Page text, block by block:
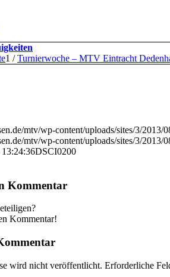
1 / Turnierwoche – MTV Eintracht
mtv/wp-content/uploads/sites/3/2013/
mtv/wp-content/uploads/sites/3/2013/
DSCI0200
Kommentar
Kommentar!
wird nicht veröffentlicht. Erforderliche